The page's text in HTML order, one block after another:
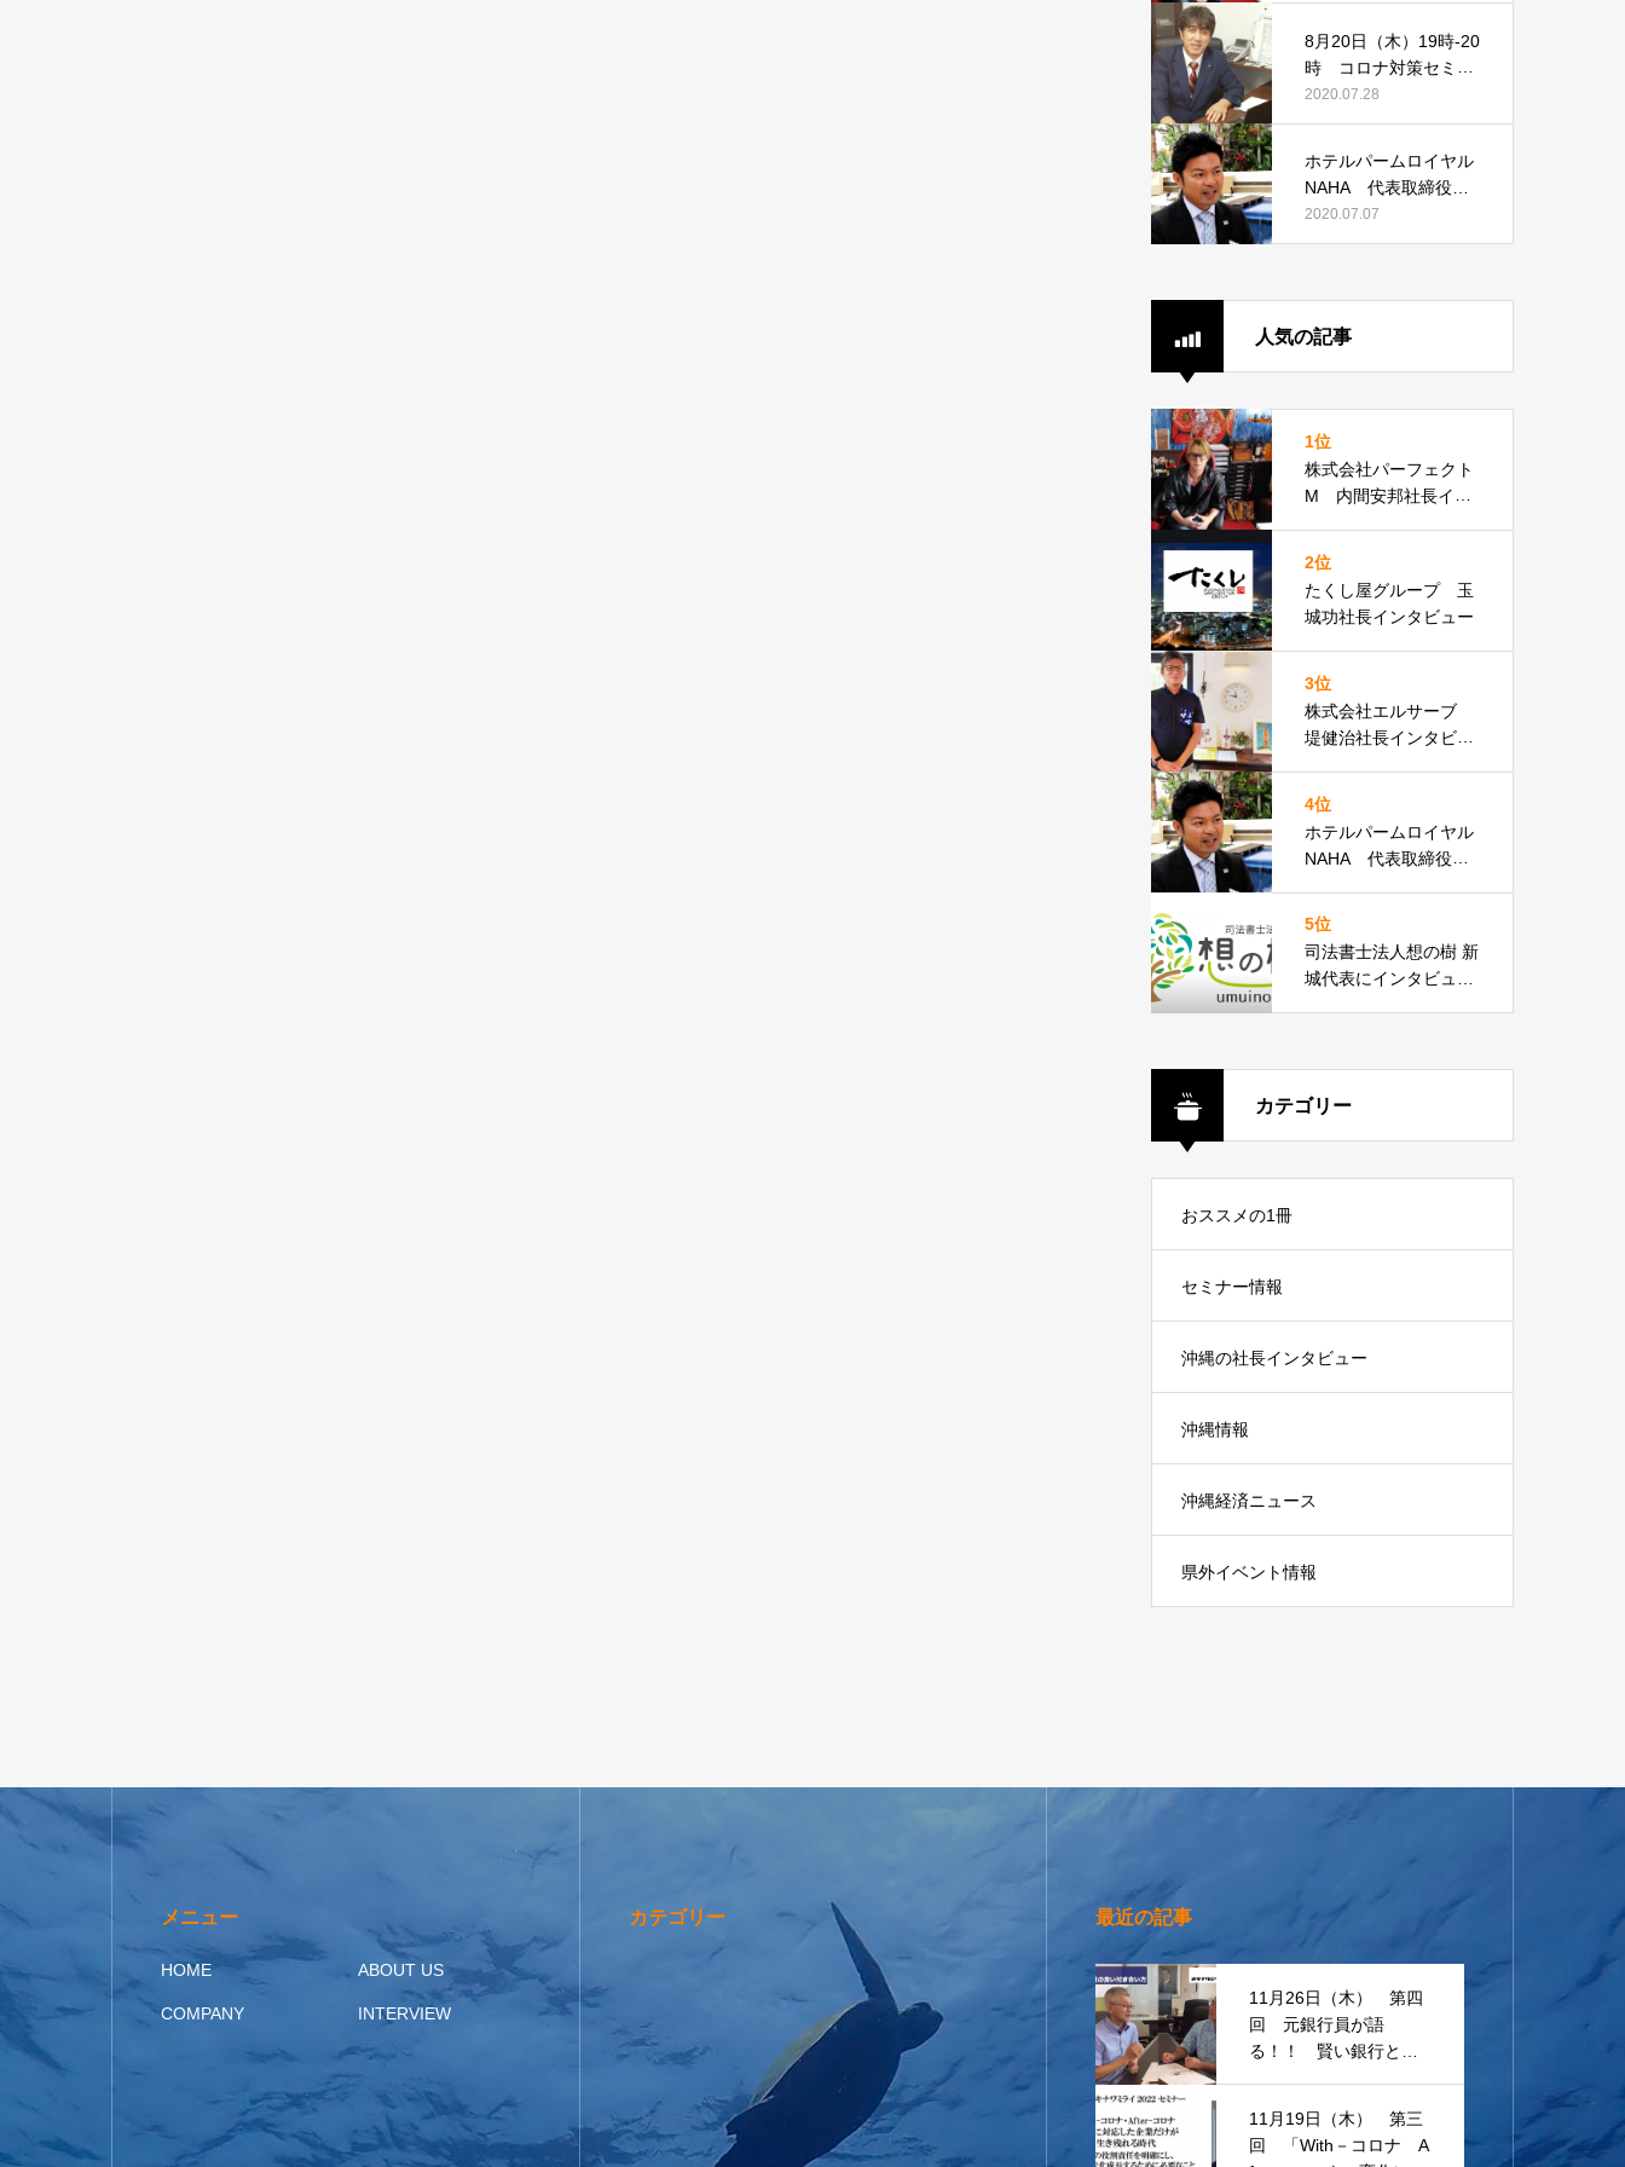
8月20日（木）19時-20
時 コロナ対策セミナ
ー開催 第一回「過労
死対策できています
ません！」
2020.07.28
ホテルパームロイヤル
NAHA 代表取締役支
配人 高倉直久様イン
タビュー
2020.07.07
人気の記事
1位
株式会社パーフェクト
M 内間安邦社長イン
2位
たくし屋グループ 玉
城功社長インタビュー
3位
株式会社エルサーブ
堤健治社長インタビュ
4位
ホテルパームロイヤル
NAHA 代表取締役支
5位
司法書士法人想の樹 新
城代表にインタビュー
カテゴリー
おススメの1冊
セミナー情報
沖縄の社長インタビュー
沖縄情報
沖縄経済ニュース
県外イベント情報
メニュー
HOME ABOUT US
COMPANY INTERVIEW
カテゴリー 最近の記事
11月26日（木） 第四
回 元銀行員が語
る！！ 賢い銀行との
11月19日（木） 第三
回 「With－コロナ A